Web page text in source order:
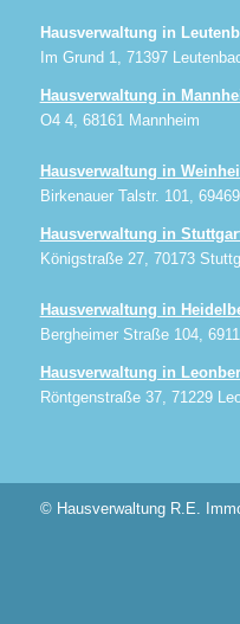
Hausverwaltung in
Im Grund 1, 71397
Hausverwaltung in
O4 4, 68161 Mannheim
Hausverwaltung in
Birkenauer Talstr. 101,
Hausverwaltung in
Königstraße 27, 70173
Hausverwaltung in
Bergheimer Straße 104,
Hausverwaltung in
Röntgenstraße 37, 71229
© Hausverwaltung R.E.